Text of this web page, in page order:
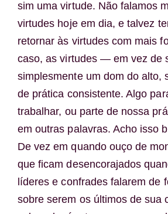
sim uma virtude. Não falamos
virtudes hoje em dia, e talvez
retornar às virtudes com mais
caso, as virtudes — em vez de
simplesmente um dom do alto,
de prática consistente. Algo
trabalhar, ou parte de nossa
em outras palavras. Acho isso
De vez em quando ouço de
que ficam desencorajados
líderes e confrades falarem de
sobre serem os últimos de sua